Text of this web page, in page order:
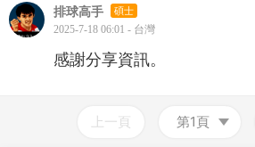
排球高手 碩士
2025-7-18 06:01 - 台灣
感謝分享資訊。
上一頁 第1頁